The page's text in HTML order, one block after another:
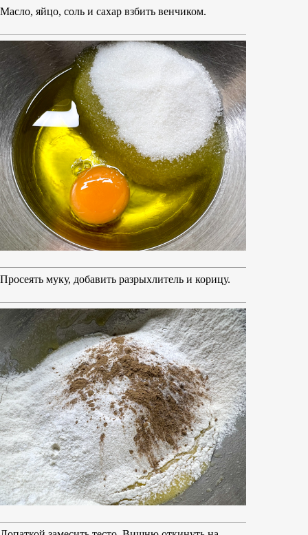
Масло, яйцо, соль и сахар взбить венчиком.
Просеять муку, добавить разрыхлитель и корицу.